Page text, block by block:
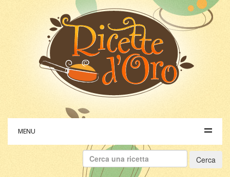
MENU
Ricerca
per: